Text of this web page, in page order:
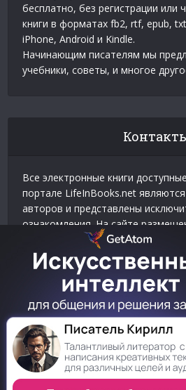
бесплатно, без регистрации или
книги в форматах fb2, rtf, epub,
iPhone, Android и Kindle.
Начинающим писателям мы
учебники, советы, и многое
Все электронные книги
портале LifeInBooks.net
авторов и представлены
ознакомления. На сайте
взятой у нашего партнера
на использование материалов
Контакты для связи по
рекламы:
E-mail:admin@lifeinbooks.net